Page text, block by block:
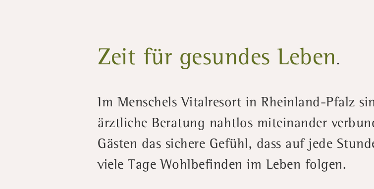
Zeit für gesundes Leben.
Im Menschels Vitalresort in Rheinland-Pfalz
ärztliche Beratung nahtlos miteinander
Gästen das sichere Gefühl, dass auf jede
viele Tage Wohlbefinden im Leben folgen.